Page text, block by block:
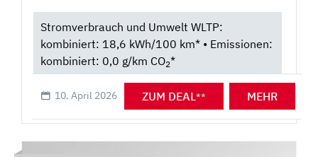
Stromverbrauch und Umwelt WLTP:
kombiniert: 18,6 kWh/100 km* • Emissionen:
kombiniert: 0,0 g/km CO2*
10. April 2026 ZUM DEAL** MEHR